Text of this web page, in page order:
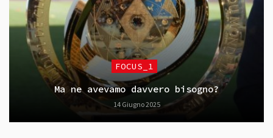
FOCUS_1
Ma ne avevamo davvero bisogno?
14 Giugno 2025